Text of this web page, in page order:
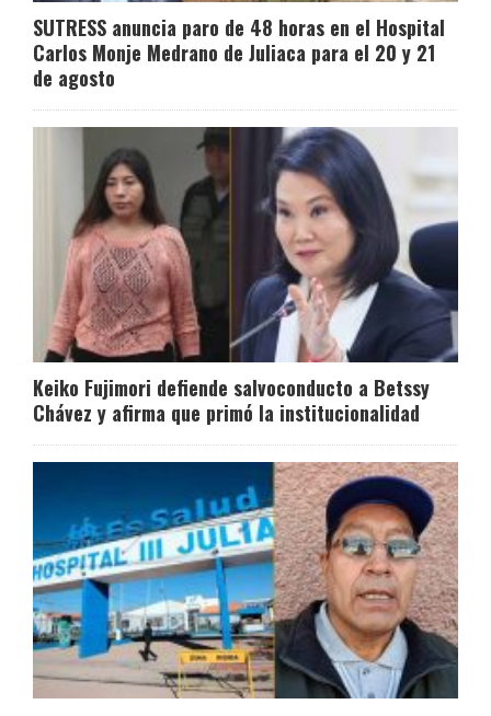
SUTRESS anuncia paro de 48 horas en el Hospital
Carlos Monje Medrano de Juliaca para el 20 y 21
de agosto
Keiko Fujimori defiende salvoconducto a Betssy
Chávez y afirma que primó la institucionalidad